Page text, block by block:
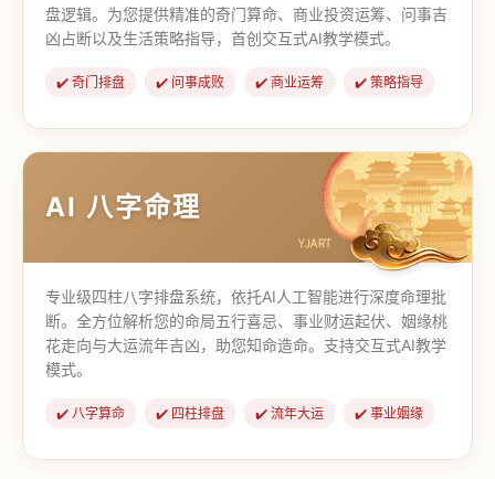
盘逻辑。为您提供精准的奇门算命、商业投资运筹、问事吉
凶占断以及生活策略指导，首创交互式AI教学模式。
✔️ 奇门排盘 ✔️ 问事成败 ✔️ 商业运筹 ✔️ 策略指导
【道家奇门】 【传统奇门】
AI 八字命理
专业级四柱八字排盘系统，依托AI人工智能进行深度命理批
断。全方位解析您的命局五行喜忌、事业财运起伏、姻缘桃
花走向与大运流年吉凶，助您知命造命。支持交互式AI教学
模式。
✔️ 八字算命 ✔️ 四柱排盘 ✔️ 流年大运 ✔️ 事业姻缘